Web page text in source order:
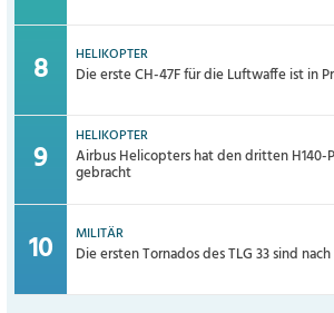
HELIKOPTER
Die erste CH-47F für die Luftwaffe ist in
HELIKOPTER
Airbus Helicopters hat den dritten
gebracht
MILITÄR
Die ersten Tornados des TLG 33 sind